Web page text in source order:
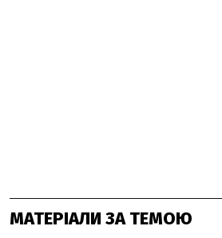
МАТЕРІАЛИ ЗА ТЕМОЮ